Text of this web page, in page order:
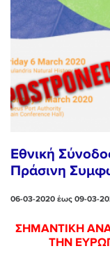
Εθνική
Πράσινη
06-03-2020 έως 09-03-
ΣΗΜΑΝΤΙΚΗ
ΤΗΝ